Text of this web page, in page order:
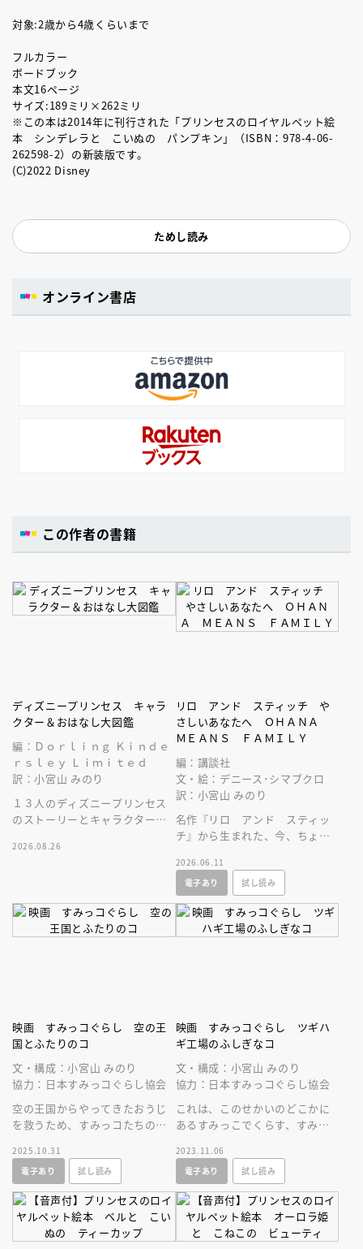
対象:2歳から4歳くらいまで
フルカラー
ボードブック
本文16ページ
サイズ:189ミリ×262ミリ
※この本は2014年に刊行された「プリンセスのロイヤルペット絵
本 シンデレラと こいぬの パンプキン」（ISBN：978-4-06-
262598-2）の新装版です。
(C)2022 Disney
ためし読み
オンライン書店
この作者の書籍
ディズニープリンセス キャラ
クター＆おはなし大図鑑
編：Ｄｏｒｌｉｎｇ Ｋｉｎｄｅ
ｒｓｌｅｙ Ｌｉｍｉｔｅｄ
訳：小宮山 みのり
１３人のディズニープリンセス
のストーリーとキャラクターに
鑑。豪華な保存版！
2026.08.26
リロ アンド スティッチ や
さしいあなたへ ＯＨＡＮＡ
ＭＥＡＮＳ ＦＡＭＩＬＹ
編：講談社
文・絵：デニース･シマブクロ
訳：小宮山 みのり
名作『リロ アンド スティッ
チ』から生まれた、今、ちょっ
／ギフトブック！
2026.06.11
電子あり
試し読み
映画 すみっコぐらし 空の王
国とふたりのコ
文・構成：小宮山 みのり
協力：日本すみっコぐらし協会
空の王国からやってきたおうじ
を救うため、すみっコたちの冒
しの待望の映画第４弾が絵本に
なったよ！
2025.10.31
電子あり
試し読み
映画 すみっコぐらし ツギハ
ギ工場のふしぎなコ
文・構成：小宮山 みのり
協力：日本すみっコぐらし協会
これは、このせかいのどこかに
あるすみっこでくらす、すみっ
がたり。映画の内容を完全絵本
化！
2023.11.06
電子あり
試し読み